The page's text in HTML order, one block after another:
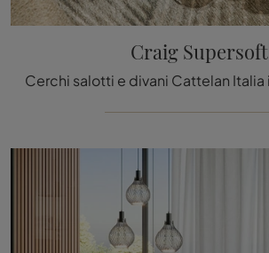
Craig Supersoft